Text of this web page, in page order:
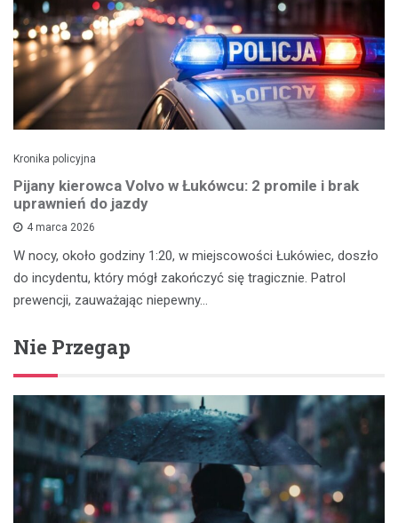
Kronika policyjna
Pijany kierowca Volvo w Łukówcu: 2 promile i brak
uprawnień do jazdy
4 marca 2026
W nocy, około godziny 1:20, w miejscowości Łukówiec, doszło
do incydentu, który mógł zakończyć się tragicznie. Patrol
prewencji, zauważając niepewny…
Nie Przegap